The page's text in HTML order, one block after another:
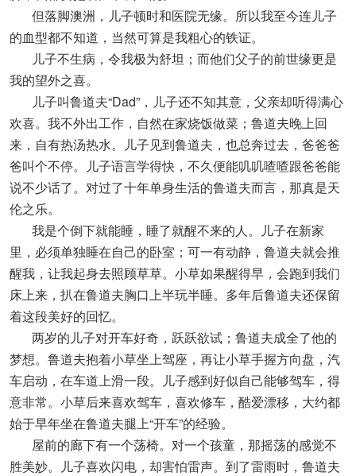
但落脚澳洲，儿子顿时和医院无缘。所以我至今连儿子
的血型都不知道，当然可算是我粗心的铁证。
儿子不生病，令我极为舒坦；而他们父子的前世缘更是
我的望外之喜。
儿子叫鲁道夫“Dad”，儿子还不知其意，父亲却听得满心
欢喜。我不外出工作，自然在家烧饭做菜；鲁道夫晚上回
来，自有热汤热水。儿子见到鲁道夫，也总奔过去，爸爸爸
爸叫个不停。儿子语言学得快，不久便能叽叽喳喳跟爸爸能
说不少话了。对过了十年单身生活的鲁道夫而言，那真是天
伦之乐。
我是个倒下就能睡，睡了就醒不来的人。儿子在新家
里，必须单独睡在自己的卧室；可一有动静，鲁道夫就会推
醒我，让我起身去照顾草草。小草如果醒得早，会跑到我们
床上来，扒在鲁道夫胸口上半玩半睡。多年后鲁道夫还保留
着这段美好的回忆。
两岁的儿子对开车好奇，跃跃欲试；鲁道夫成全了他的
梦想。鲁道夫抱着小草坐上驾座，再让小草手握方向盘，汽
车启动，在车道上滑一段。儿子感到好似自己能够驾车，得
意非常。小草后来喜欢驾车，喜欢修车，酷爱漂移，大约都
始于早年坐在鲁道夫腿上“开车”的经验。
屋前的廊下有一个荡椅。对一个孩童，那摇荡的感觉不
胜美妙。儿子喜欢闪电，却害怕雷声。到了雷雨时，鲁道夫